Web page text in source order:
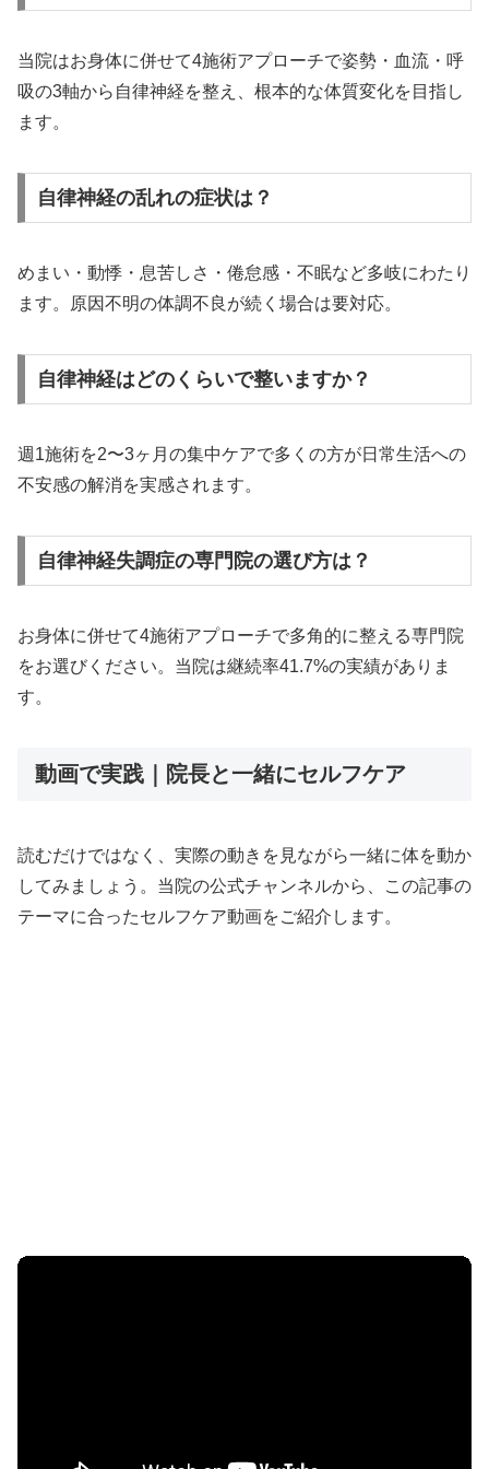
当院はお身体に併せて4施術アプローチで姿勢・血流・呼
吸の3軸から自律神経を整え、根本的な体質変化を目指し
ます。
自律神経の乱れの症状は？
めまい・動悸・息苦しさ・倦怠感・不眠など多岐にわたり
ます。原因不明の体調不良が続く場合は要対応。
自律神経はどのくらいで整いますか？
週1施術を2〜3ヶ月の集中ケアで多くの方が日常生活への
不安感の解消を実感されます。
自律神経失調症の専門院の選び方は？
お身体に併せて4施術アプローチで多角的に整える専門院
をお選びください。当院は継続率41.7%の実績がありま
す。
動画で実践｜院長と一緒にセルフケア
読むだけではなく、実際の動きを見ながら一緒に体を動か
してみましょう。当院の公式チャンネルから、この記事の
テーマに合ったセルフケア動画をご紹介します。